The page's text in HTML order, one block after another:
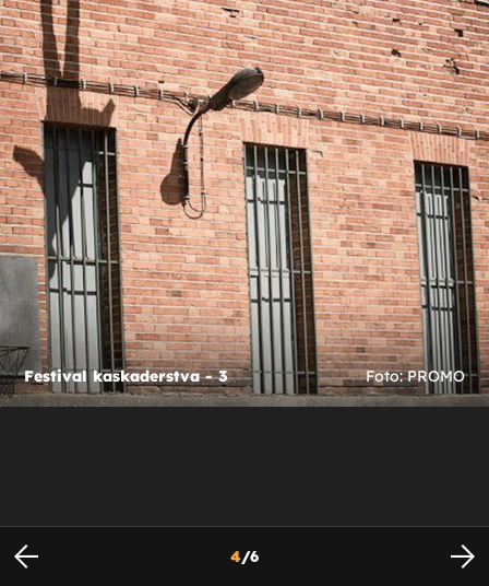
Festival kaskaderstva - 3 Foto: PROMO
4/6